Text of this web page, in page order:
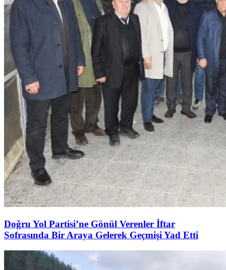
Doğru Yol Partisi’ne Gönül Verenler İftar
Sofrasında Bir Araya Gelerek Geçmişi Yad Etti